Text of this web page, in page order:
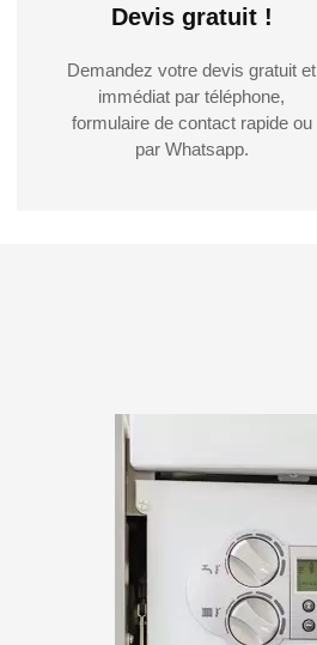
Devis gratuit !
Demandez votre devis gratuit et
immédiat par téléphone,
formulaire de contact rapide ou
par Whatsapp.